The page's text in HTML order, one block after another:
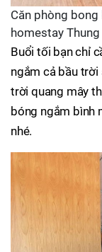
Căn phòng
homestay
Buổi tối bạn chỉ
ngắm cả bầu trời
trời quang mây
bóng ngắm bình
nhé.